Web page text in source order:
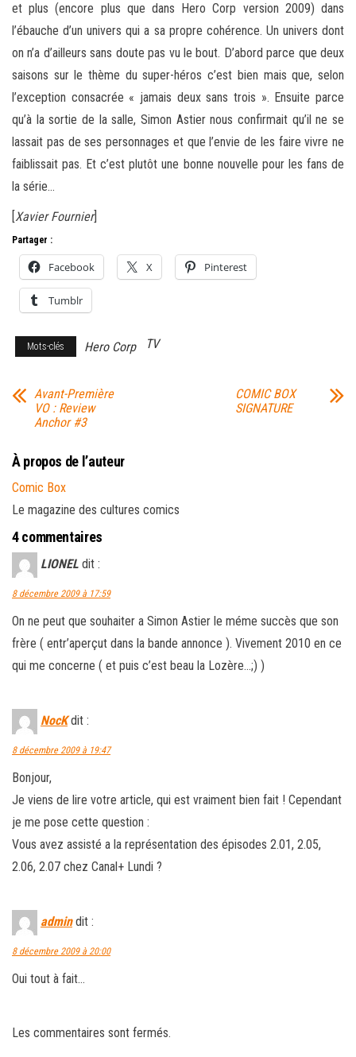
et plus (encore plus que dans Hero Corp version 2009) dans
l’ébauche d’un univers qui a sa propre cohérence. Un univers dont
on n’a d’ailleurs sans doute pas vu le bout. D’abord parce que deux
saisons sur le thème du super-héros c’est bien mais que, selon
l’exception consacrée « jamais deux sans trois ». Ensuite parce
qu’à la sortie de la salle, Simon Astier nous confirmait qu’il ne se
lassait pas de ses personnages et que l’envie de les faire vivre ne
faiblissait pas. Et c’est plutôt une bonne nouvelle pour les fans de
la série…
[Xavier Fournier]
Partager :
Facebook X Pinterest
Tumblr
Mots-clés Hero Corp TV
Avant-Première
VO : Review
Anchor #3
COMIC BOX
SIGNATURE
À propos de l’auteur
Comic Box
Le magazine des cultures comics
4 commentaires
LIONEL dit :
8 décembre 2009 à 17:59
On ne peut que souhaiter a Simon Astier le méme succès que son
frère ( entr’aperçut dans la bande annonce ). Vivement 2010 en ce
qui me concerne ( et puis c’est beau la Lozère…;) )
NocK dit :
8 décembre 2009 à 19:47
Bonjour,
Je viens de lire votre article, qui est vraiment bien fait ! Cependant
je me pose cette question :
Vous avez assisté a la représentation des épisodes 2.01, 2.05,
2.06, 2.07 chez Canal+ Lundi ?
admin dit :
8 décembre 2009 à 20:00
Oui tout à fait…
Les commentaires sont fermés.